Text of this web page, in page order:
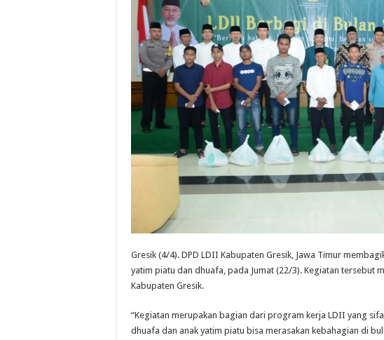
Gresik (4/4). DPD LDII Kabupaten Gresik, Jawa Timur
yatim piatu dan dhuafa, pada Jumat (22/3). Kegiatan tersebut
Kabupaten Gresik.
“Kegiatan merupakan bagian dari program kerja LDII yang
dhuafa dan anak yatim piatu bisa merasakan kebahagian di